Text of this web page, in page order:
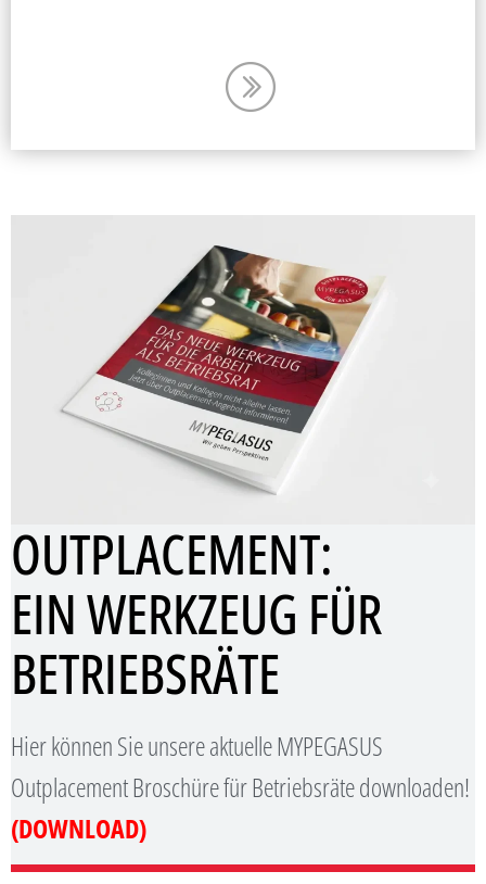
OUTPLACEMENT:
EIN WERKZEUG FÜR
BETRIEBSRÄTE
Hier können Sie unsere aktuelle MYPEGASUS
Outplacement Broschüre für Betriebsräte downloaden!
(DOWNLOAD)